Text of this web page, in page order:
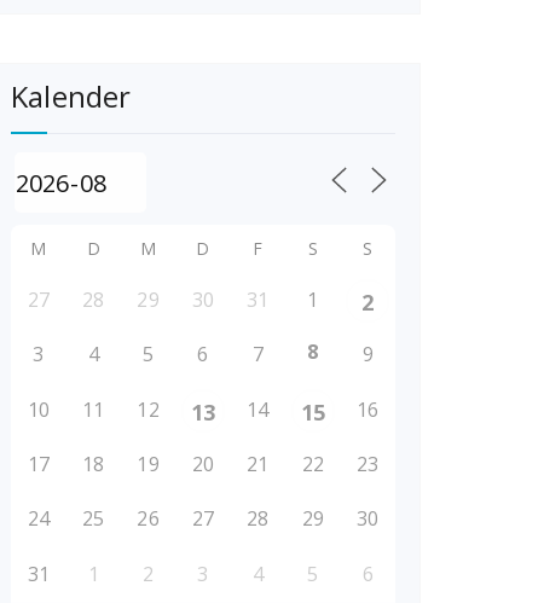
Kalender
M D M D F S S
27 28 29 30 31 1 2
3 4 5 6 7 8 9
10 11 12 13 14 15 16
17 18 19 20 21 22 23
24 25 26 27 28 29 30
31 1 2 3 4 5 6